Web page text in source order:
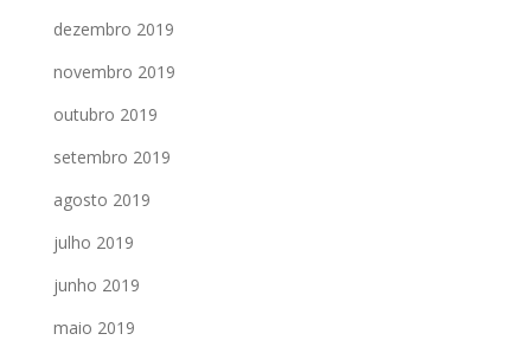
dezembro 2019
novembro 2019
outubro 2019
setembro 2019
agosto 2019
julho 2019
junho 2019
maio 2019